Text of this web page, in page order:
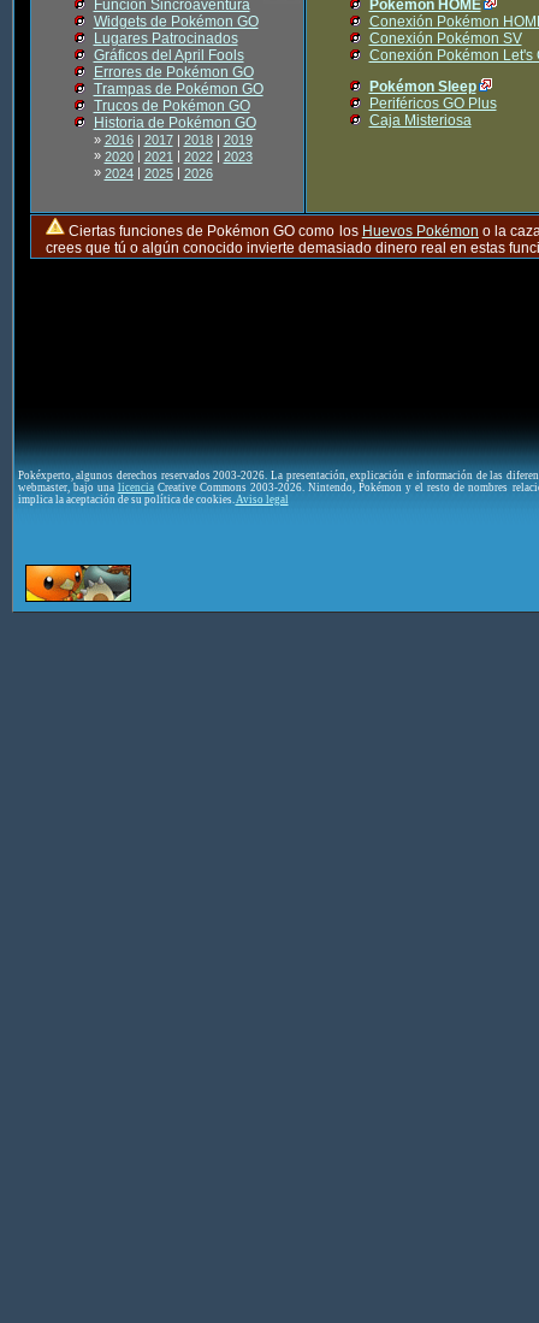
Función Sincroaventura
Widgets de Pokémon GO
Lugares Patrocinados
Gráficos del April Fools
Errores de Pokémon GO
Trampas de Pokémon GO
Trucos de Pokémon GO
Historia de Pokémon GO
» 2016| 2017| 2018| 2019
» 2020| 2021| 2022| 2023
» 2024| 2025| 2026
Pokémon HOME
Conexión Pokémon
Conexión Pokémon SV
Conexión Pokémon Let's
Pokémon Sleep
Periféricos GO Plus
Caja Misteriosa
Ciertas funciones de Pokémon GO como los Huevos Pokémon o la
crees que tú o algún conocido invierte demasiado dinero real en estas
Pokéxperto, algunos derechos reservados 2003-2026. La presentación, explicación e información de las
webmaster, bajo una licenciaCreative Commons 2003-2026. Nintendo, Pokémon y el resto de nombres
implica la aceptación de su política de cookies. Aviso legal